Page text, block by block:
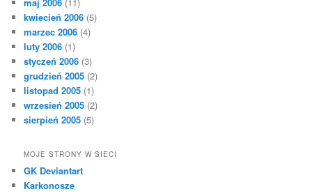
kwiecień 2006 (5)
marzec 2006 (4)
luty 2006 (1)
styczeń 2006 (3)
grudzień 2005 (2)
listopad 2005 (1)
wrzesień 2005 (2)
sierpień 2005 (5)
MOJE STRONY W SIECI
GK Deviantart
Karkonosze